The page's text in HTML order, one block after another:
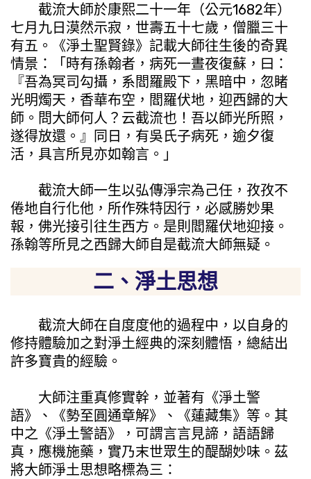
截流大師於康熙二十一年（公元1682年）
七月九日漠然示寂，世壽五十七歲，僧臘三十
有五。《淨土聖賢錄》記載大師往生後的奇異
情景：「時有孫翰者，病死一晝夜復蘇，曰：
『吾為冥司勾攝，系閻羅殿下，黑暗中，忽睹
光明燭天，香華布空，閻羅伏地，迎西歸的大
師。問大師何人？云截流也！吾以師光所照，
遂得放還。』同日，有吳氏子病死，逾夕復
活，具言所見亦如翰言。」
截流大師一生以弘傳淨宗為己任，孜孜不
倦地自行化他，所作殊特因行，必感勝妙果
報，佛光接引往生西方。是則閻羅伏地迎接。
孫翰等所見之西歸大師自是截流大師無疑。
二、淨土思想
截流大師在自度度他的過程中，以自身的
修持體驗加之對淨土經典的深刻體悟，總結出
許多寶貴的經驗。
大師注重真修實幹，並著有《淨土警
語》、《勢至圓通章解》、《蓮藏集》等。其
中之《淨土警語》，可謂言言見諦，語語歸
真，應機施藥，實乃末世眾生的醍醐妙味。茲
將大師淨土思想略標為三：